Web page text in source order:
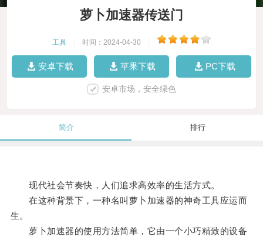
萝卜加速器传送门
工具 时间：2024-04-30
安卓下载 苹果下载 PC下载
安卓市场，安全绿色
简介 排行
现代社会节奏快，人们追求高效率的生活方式。
在这种背景下，一种名叫萝卜加速器的神奇工具应运而
生。
萝卜加速器的使用方法简单，它由一个小巧精致的设备